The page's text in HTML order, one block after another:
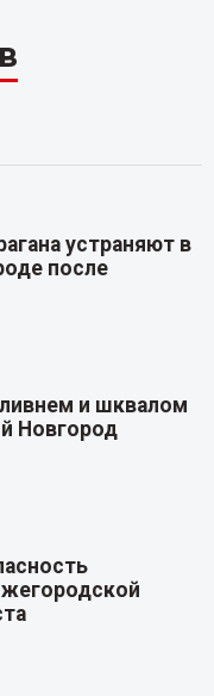
устраняют в
после
ливнем и шквалом
Новгород